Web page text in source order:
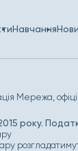
Навчання
Мережа,
року.